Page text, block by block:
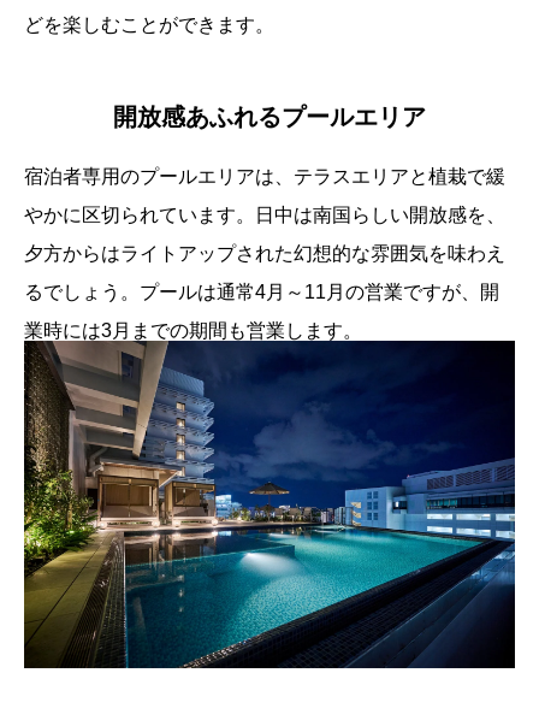
どを楽しむことができます。
開放感あふれるプールエリア
宿泊者専用のプールエリアは、テラスエリアと植栽で緩
やかに区切られています。日中は南国らしい開放感を、
夕方からはライトアップされた幻想的な雰囲気を味わえ
るでしょう。プールは通常4月～11月の営業ですが、開
業時には3月までの期間も営業します。